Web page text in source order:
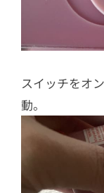
スイッチをオ
動。